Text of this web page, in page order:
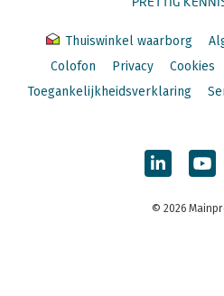
Thuiswinkel waarborg
Colofon
Privacy Cookies
Toegankelijkheidsverklaring
© 2026